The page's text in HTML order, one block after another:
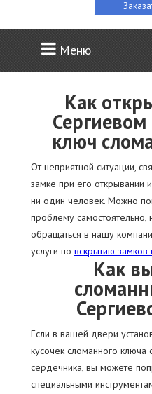
Меню
Как
Сергиевом
ключ
От неприятной ситуации,
замке при его открывании
ни один человек. Можно
проблему
обращаться в нашу
услуги по вскрытию
Как
Если в вашей двери
кусочек сломанного ключа
сердечника, вы можете
специальными